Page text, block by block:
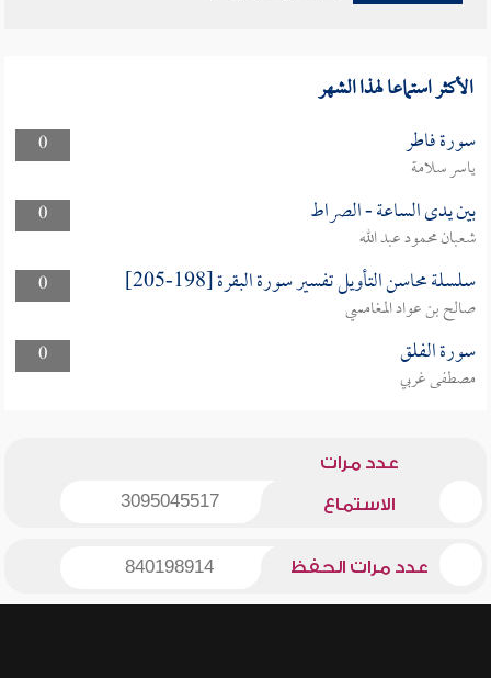
الأكثر استماعا لهذا الشهر
0 سورة فاطر
ياسر سلامة
0
بين يدى الساعة - الصراط
شعبان محمود عبد الله
0
سلسلة محاسن التأويل تفسير سورة البقرة [198-205]
صالح بن عواد المغامسي
0
سورة الفلق
مصطفى غربي
عدد مرات
الاستماع 3095045517
عدد مرات الحفظ 840198914